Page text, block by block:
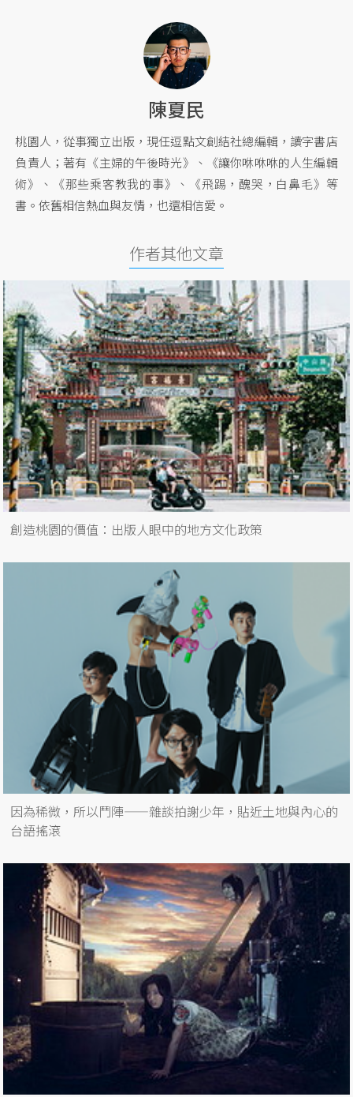
陳夏民
桃園人，從事獨立出版，現任逗點文創結社總編輯，讀字書店
負責人；著有《主婦的午後時光》、《讓你咻咻咻的人生編輯
術》、《那些乘客教我的事》、《飛踢，醜哭，白鼻毛》等
書。依舊相信熱血與友情，也還相信愛。
作者其他文章
創造桃園的價值：出版人眼中的地方文化政策
因為稀微，所以鬥陣——雜談拍謝少年，貼近土地與內心的
台語搖滾